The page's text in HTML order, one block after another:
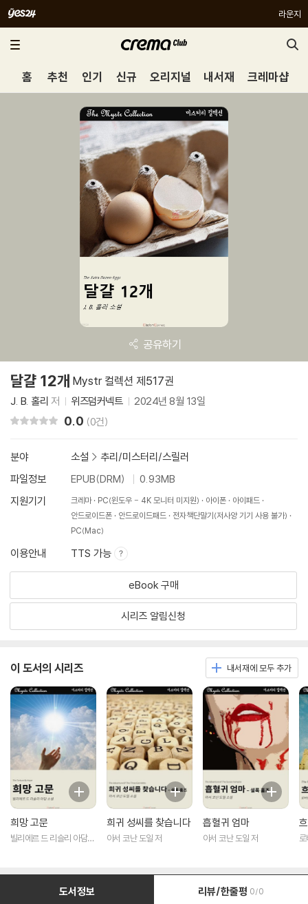
라운지
홈 추천 인기 신규 오리지널 내서재 크레마샵
공유하기
달걀 12개 Mystr 컬렉션 제517권
J. B. 홀리 저 위즈덤커넥트 2024년 8월 13일
0.0 (0건)
분야 소설 > 추리/미스터리/스릴러
파일정보
EPUB(DRM)
0.93MB
지원기기
크레마 PC(윈도우 - 4K 모니터 미지원) 아이폰
아이패드
안드로이드폰
안드로이드패드
전자책단말기(저사양 기기 사용 불가)
PC(Mac)
이용안내 TTS 가능
eBook 구매
시리즈 알림신청
이 도서의 시리즈 내서재에 모두 추가
희망 고문
빌리에르 드 리슬리 아담
희귀 성씨를 찾습니다
아서 코난 도일 저
흡혈귀 엄마
아서 코난 도일 저
도서정보 리뷰/한줄평 0/0